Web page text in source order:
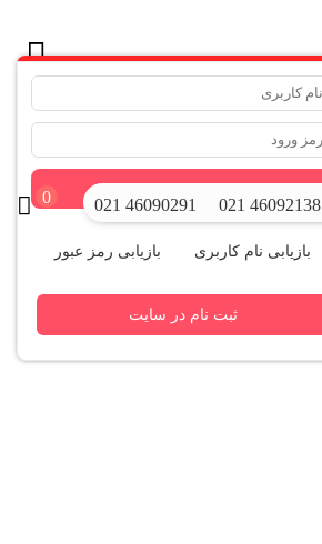
.
ورود
بازیابی نام کاربری بازیابی رمز عبور
ثبت نام در سایت
0 021 46090291 021 46092138